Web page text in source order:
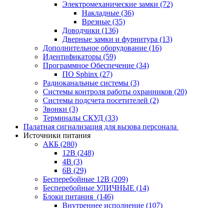
Электромеханические замки (72)
Накладные (36)
Врезные (35)
Доводчики (136)
Дверные замки и фурнитура (13)
Дополнительное оборудование (16)
Идентификаторы (59)
Программное Обеспечение (34)
ПО Sphinx (27)
Радиоканальные системы (3)
Системы контроля работы охранников (20)
Системы подсчета посетителей (2)
Звонки (3)
Терминалы СКУД (33)
Палатная сигнализация для вызова персонала
Источники питания
АКБ (280)
12В (248)
4В (3)
6В (29)
Бесперебойные 12В (209)
Бесперебойные УЛИЧНЫЕ (14)
Блоки питания (146)
Внутреннее исполнение (107)